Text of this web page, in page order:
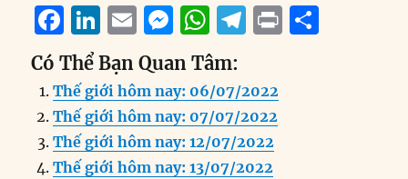
F
a
c
e
b
o
Li
n
k
e
d
I
E
m
ai
l
M
ss
e
n
g
W
h
at
s
A
p
T
e
g
r
a
P
Có Thể Bạn Quan Tâm:
Thế giới hôm nay: 06/07/2022
Thế giới hôm nay: 07/07/2022
Thế giới hôm nay: 12/07/2022
Thế giới hôm nay: 13/07/2022